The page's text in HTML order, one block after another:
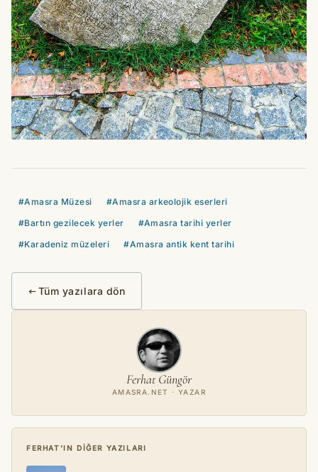
#Amasra Müzesi
#Amasra arkeolojik eserleri
#Bartın gezilecek yerler
#Amasra tarihi yerler
#Karadeniz müzeleri
#Amasra antik kent tarihi
Tüm yazılara dön
Ferhat Güngör
AMASRA.NET · YAZAR
FERHAT'IN DIĞER YAZILARI